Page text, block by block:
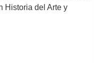
Historia del Arte y